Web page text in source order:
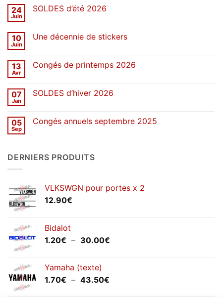
24
Juin
SOLDES d’été 2026
SOLDES
10
Juin
Une décennie de stickers
Une
décennie
13
Avr
Congés de printemps 2026
Congés
07
Jan
SOLDES d’hiver 2026
SOLDES
05
Sep
Congés annuels septembre 2025
annuels
septembre
DERNIERS PRODUITS
VLKSWGN pour portes x 2
12.90€
Bidalot
1.20€ – 30.00€
Yamaha (texte)
1.70€ – 43.50€